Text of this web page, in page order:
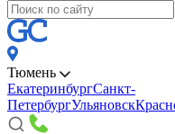
Тюмень
ЕкатеринбургСанкт-
ПетербургУльяновск